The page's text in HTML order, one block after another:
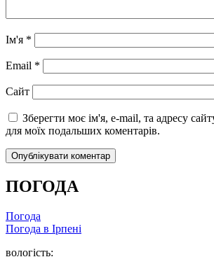
Ім'я *
Email *
Сайт
Зберегти моє ім'я, e-mail, та адресу
для моїх подальших коментарів.
ПОГОДА
Погода
Погода в Ірпені
вологість: